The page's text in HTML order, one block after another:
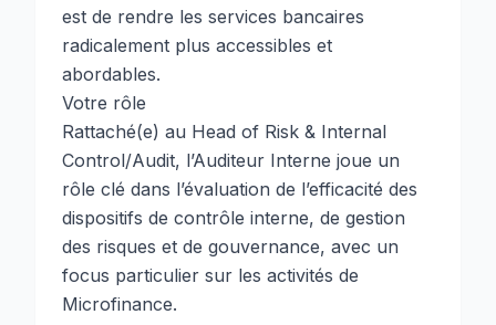
est de rendre les services bancaires
radicalement plus accessibles et
abordables.
Votre rôle
Rattaché(e) au Head of Risk & Internal
Control/Audit, l’Auditeur Interne joue un
rôle clé dans l’évaluation de l’efficacité des
dispositifs de contrôle interne, de gestion
des risques et de gouvernance, avec un
focus particulier sur les activités de
Microfinance.